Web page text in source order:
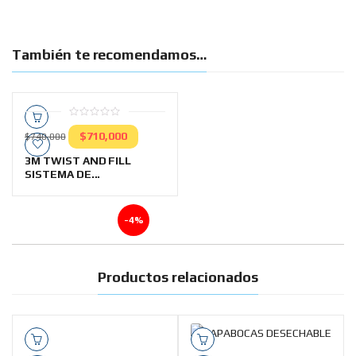
También te recomendamos…
-4%
0
out
of
$740,000 $710,000
3M TWIST AND FILL
SISTEMA DE...
Productos relacionados